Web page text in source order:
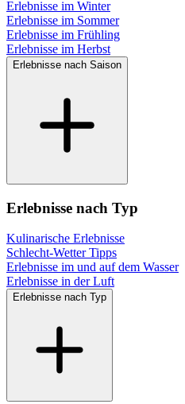
Erlebnisse im Winter
Erlebnisse im Sommer
Erlebnisse im Frühling
Erlebnisse im Herbst
Erlebnisse nach Saison
Erlebnisse nach Typ
Kulinarische Erlebnisse
Schlecht-Wetter Tipps
Erlebnisse im und auf dem Wasser
Erlebnisse in der Luft
Erlebnisse nach Typ